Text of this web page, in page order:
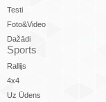
Testi
Foto&Video
Dažādi
Sports
Rallijs
4x4
Uz Ūdens